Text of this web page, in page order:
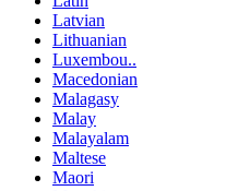
Latvian
Lithuanian
Luxembou..
Macedonian
Malagasy
Malay
Malayalam
Maltese
Maori